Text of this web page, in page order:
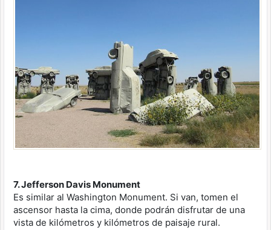
7. Jefferson Davis Monument
Es similar al Washington Monument. Si van, tomen el
ascensor hasta la cima, donde podrán disfrutar de una
vista de kilómetros y kilómetros de paisaje rural.